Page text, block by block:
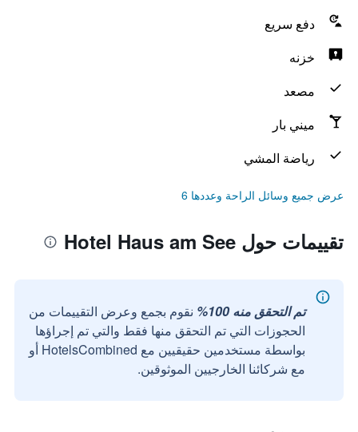
دفع سريع
خزنه
مصعد
ميني بار
رياضة المشي
عرض جميع وسائل الراحة وعددها 6
تقييمات حول Hotel Haus am See
تم التحقق منه 100%
نقوم بجمع وعرض التقييمات من
الحجوزات التي تم التحقق منها فقط والتي تم إجراؤها
بواسطة مستخدمين حقيقيين مع HotelsCombined أو
مع شركائنا الخارجيين الموثوقين.